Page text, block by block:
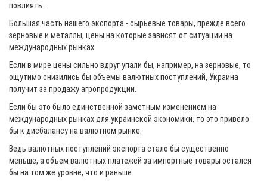
повлиять.
Большая часть нашего экспорта - сырьевые товары, прежде всего
зерновые и металлы, цены на которые зависят от ситуации на
международных рынках.
Если в мире цены сильно вдруг упали бы, например, на зерновые, то
ощутимо снизились бы объемы валютных поступлений, Украина
получит за продажу агропродукции.
Если бы это было единственной заметным изменением на
международных рынках для украинской экономики, то это привело
бы к дисбалансу на валютном рынке.
Ведь валютных поступлений экспорта стало бы существенно
меньше, а объем валютных платежей за импортные товары остался
бы на том же уровне, что и раньше.